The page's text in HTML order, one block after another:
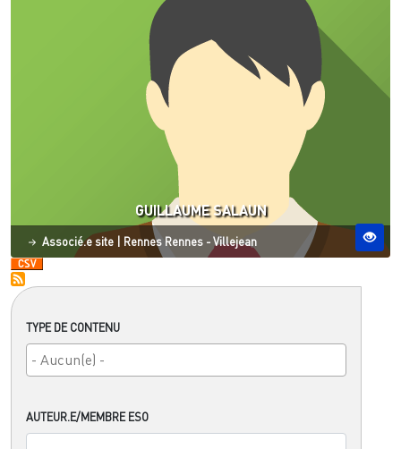
TYPE DE CONTENU
AUTEUR.E/MEMBRE ESO
GUILLAUME SALAUN
Statut
Associé.e site | Site ESO
Rennes Rennes - Villejean